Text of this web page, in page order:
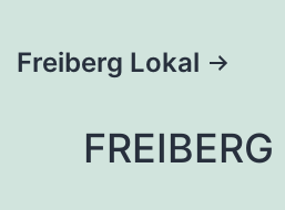
Freiberg Lokal